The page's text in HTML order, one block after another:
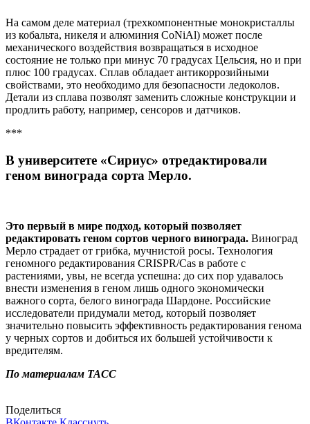
На самом деле материал (трехкомпонентные монокристаллы
из кобальта, никеля и алюминия CoNiAl) может после
механического воздействия возвращаться в исходное
состояние не только при минус 70 градусах Цельсия, но и при
плюс 100 градусах. Сплав обладает антикоррозийными
свойствами, это необходимо для безопасности ледоколов.
Детали из сплава позволят заменить сложные конструкции и
продлить работу, например, сенсоров и датчиков.
***
В университете «Сириус» отредактировали
геном винограда сорта Мерло.
Это первый в мире подход, который позволяет
редактировать геном сор­тов черного винограда. Виноград
Мерло страдает от грибка, мучнистой росы. Технология
геномного редактирования CRISPR/Cas в работе с
растениями, увы, не всегда успешна: до сих пор удавалось
внести изменения в геном лишь одного экономически
важного сорта, белого винограда Шардоне. Российские
исследователи придумали метод, который позволяет
значительно повысить эффективность редактирования генома
у черных сортов и добиться их большей устойчивости к
вредителям.
По материалам ТАСС
Поделиться